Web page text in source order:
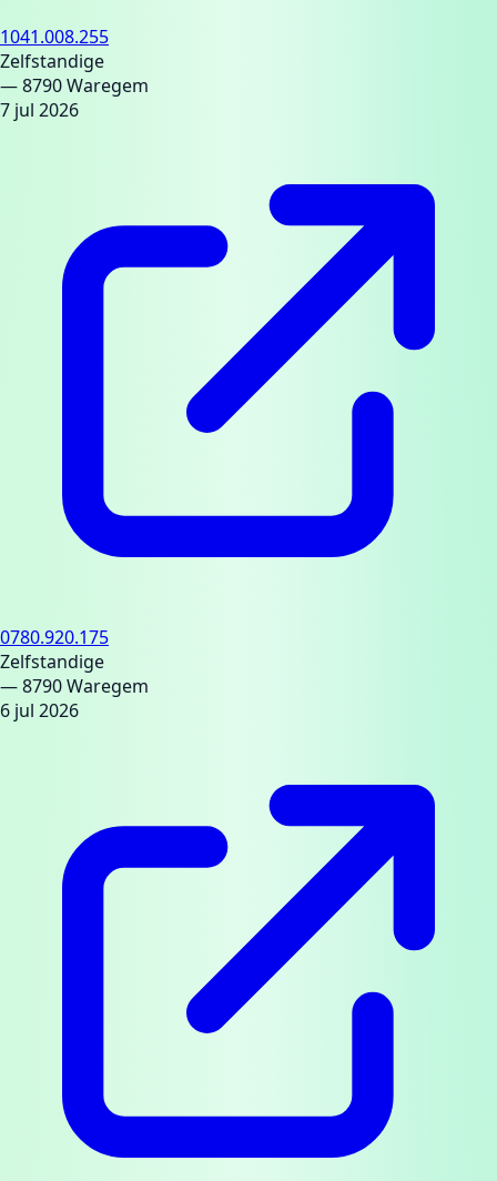
1041.008.255
Zelfstandige
— 8790 Waregem
7 jul 2026
0780.920.175
Zelfstandige
— 8790 Waregem
6 jul 2026